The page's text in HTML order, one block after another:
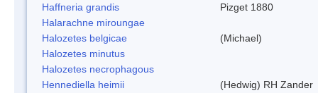
Haffneria grandis
Pizget 1880
Halarachne miroungae
Halozetes belgicae
(Michael)
Halozetes minutus
Halozetes necrophagous
Hennediella heimii
(Hedwig) RH Zander